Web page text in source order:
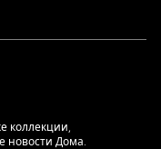
коллекции,
новости Дома.